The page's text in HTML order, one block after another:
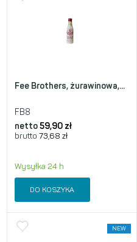
Fee Brothers, żurawinowa,...
FB8
netto59,90 zł
brutto 73,68 zł
Wysyłka 24 h
DO KOSZYKA
NEW